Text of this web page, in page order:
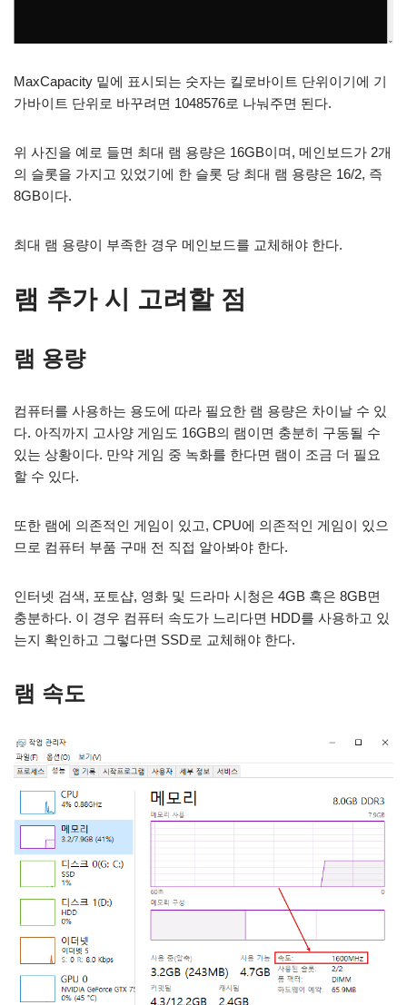
MaxCapacity 밑에 표시되는 숫자는 킬로바이트 단위이기에 기
가바이트 단위로 바꾸려면 1048576로 나눠주면 된다.
위 사진을 예로 들면 최대 램 용량은 16GB이며, 메인보드가 2개
의 슬롯을 가지고 있었기에 한 슬롯 당 최대 램 용량은 16/2, 즉
8GB이다.
최대 램 용량이 부족한 경우 메인보드를 교체해야 한다.
램 추가 시 고려할 점
램 용량
컴퓨터를 사용하는 용도에 따라 필요한 램 용량은 차이날 수 있
다. 아직까지 고사양 게임도 16GB의 램이면 충분히 구동될 수
있는 상황이다. 만약 게임 중 녹화를 한다면 램이 조금 더 필요
할 수 있다.
또한 램에 의존적인 게임이 있고, CPU에 의존적인 게임이 있으
므로 컴퓨터 부품 구매 전 직접 알아봐야 한다.
인터넷 검색, 포토샵, 영화 및 드라마 시청은 4GB 혹은 8GB면
충분하다. 이 경우 컴퓨터 속도가 느리다면 HDD를 사용하고 있
는지 확인하고 그렇다면 SSD로 교체해야 한다.
램 속도